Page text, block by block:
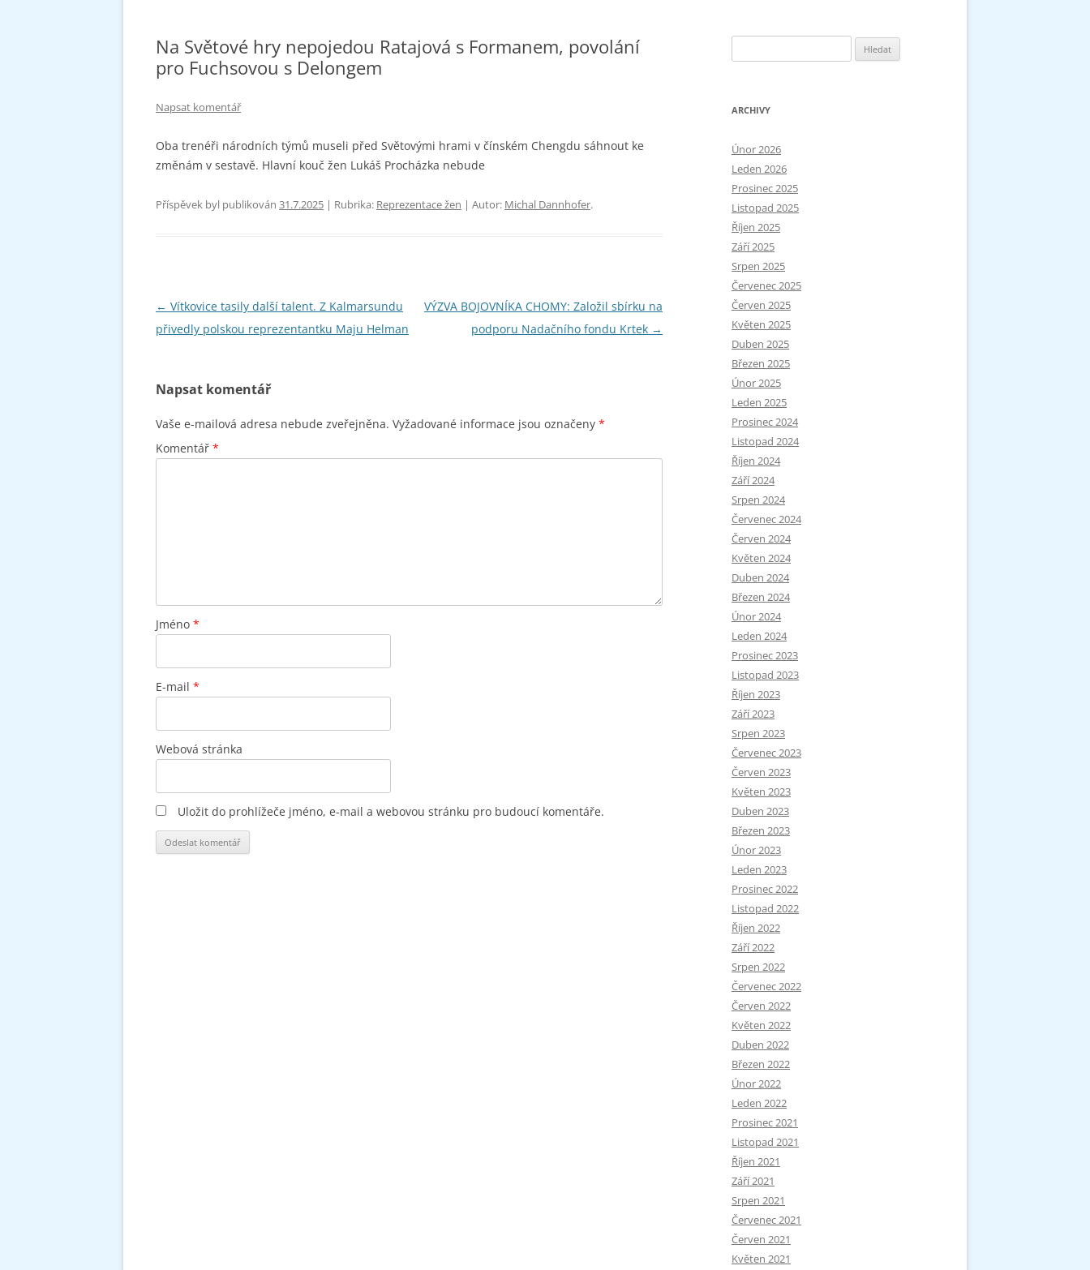
Na Světové hry nepojedou Ratajová s Formanem, povolání
pro Fuchsovou s Delongem
Napsat komentář
Oba trenéři národních týmů museli před Světovými hrami v čínském Chengdu sáhnout ke
změnám v sestavě. Hlavní kouč žen Lukáš Procházka nebude
Příspěvek byl publikován 31.7.2025 | Rubrika: Reprezentace žen | Autor: Michal Dannhofer.
Navigace
pro
← Vítkovice tasily další talent. Z Kalmarsundu
přivedly polskou reprezentantku Maju Helman
VÝZVA BOJOVNÍKA CHOMY: Založil sbírku na
podporu Nadačního fondu Krtek →
Napsat komentář
Vaše e-mailová adresa nebude zveřejněna. Vyžadované informace jsou označeny *
Komentář *
Jméno *
E-mail *
Webová stránka
Uložit do prohlížeče jméno, e-mail a webovou stránku pro budoucí komentáře.
ARCHIVY
Únor 2026
Leden 2026
Prosinec 2025
Listopad 2025
Říjen 2025
Září 2025
Srpen 2025
Červenec 2025
Červen 2025
Květen 2025
Duben 2025
Březen 2025
Únor 2025
Leden 2025
Prosinec 2024
Listopad 2024
Říjen 2024
Září 2024
Srpen 2024
Červenec 2024
Červen 2024
Květen 2024
Duben 2024
Březen 2024
Únor 2024
Leden 2024
Prosinec 2023
Listopad 2023
Říjen 2023
Září 2023
Srpen 2023
Červenec 2023
Červen 2023
Květen 2023
Duben 2023
Březen 2023
Únor 2023
Leden 2023
Prosinec 2022
Listopad 2022
Říjen 2022
Září 2022
Srpen 2022
Červenec 2022
Červen 2022
Květen 2022
Duben 2022
Březen 2022
Únor 2022
Leden 2022
Prosinec 2021
Listopad 2021
Říjen 2021
Září 2021
Srpen 2021
Červenec 2021
Červen 2021
Květen 2021